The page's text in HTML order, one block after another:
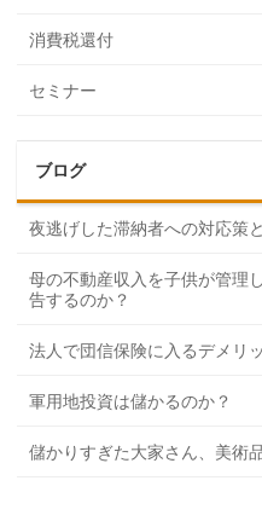
消費税還付
セミナー
ブログ
夜逃げした滞納者への対応策
母の不動産収入を子供が管理
告するのか？
法人で団信保険に入るデメリ
軍用地投資は儲かるのか？
儲かりすぎた大家さん、美術